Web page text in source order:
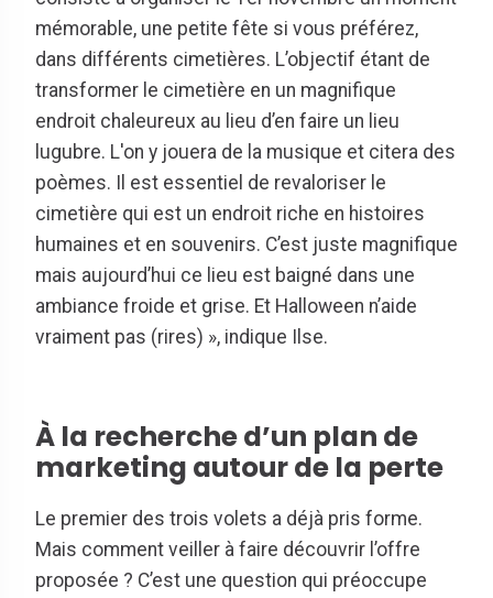
mémorable, une petite fête si vous préférez,
dans différents cimetières. L’objectif étant de
transformer le cimetière en un magnifique
endroit chaleureux au lieu d’en faire un lieu
lugubre. L'on y jouera de la musique et citera des
poèmes. Il est essentiel de revaloriser le
cimetière qui est un endroit riche en histoires
humaines et en souvenirs. C’est juste magnifique
mais aujourd’hui ce lieu est baigné dans une
ambiance froide et grise. Et Halloween n’aide
vraiment pas (rires) », indique Ilse.
À la recherche d’un plan de
marketing autour de la perte
Le premier des trois volets a déjà pris forme.
Mais comment veiller à faire découvrir l’offre
proposée ? C’est une question qui préoccupe